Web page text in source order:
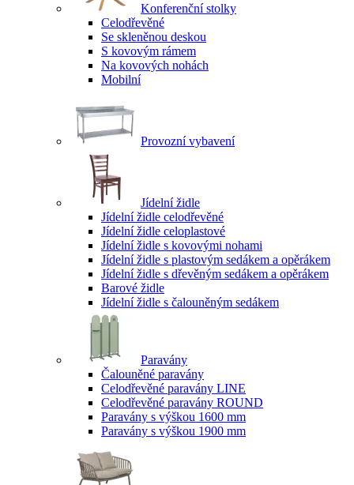
Konferenční stolky
Celodřevěné
Se skleněnou deskou
S kovovým rámem
Na kovových nohách
Mobilní
Provozní vybavení
Jídelní židle
Jídelní židle celodřevěné
Jídelní židle celoplastové
Jídelní židle s kovovými nohami
Jídelní židle s plastovým sedákem a opěrákem
Jídelní židle s dřevěným sedákem a opěrákem
Barové židle
Jídelní židle s čalouněným sedákem
Paravány
Čalouněné paravány
Celodřevěné paravány LINE
Celodřevěné paravány ROUND
Paravány s výškou 1600 mm
Paravány s výškou 1900 mm